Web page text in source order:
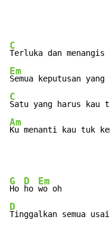
C
Em
C
Am
Ku menanti
G
Ho
D
ho
Em
D
Tinggalkan